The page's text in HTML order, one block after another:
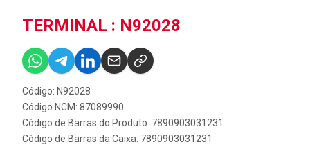
TERMINAL : N92028
Código: N92028
Código NCM: 87089990
Código de Barras do Produto: 7890903031231
Código de Barras da Caixa: 7890903031231